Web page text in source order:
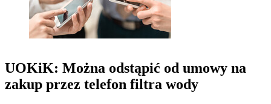
UOKiK: Można odstąpić od umowy na
zakup przez telefon filtra wody